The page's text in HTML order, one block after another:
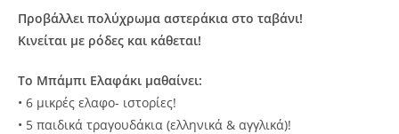
Προβάλλει πολύχρωμα αστεράκια στο ταβάνι!
Κινείται με ρόδες και κάθεται!
Το Μπάμπι Ελαφάκι μαθαίνει:
• 6 μικρές ελαφο- ιστορίες!
• 5 παιδικά τραγουδάκια (ελληνικά & αγγλικά)!